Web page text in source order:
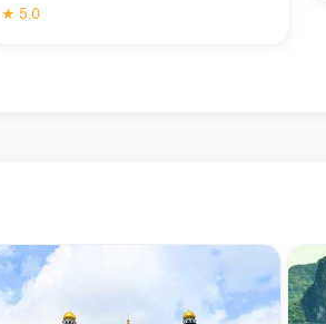
★ 5.0